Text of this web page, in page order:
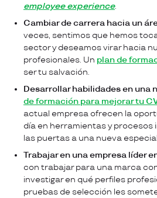
employee experience.
Cambiar de carrera hacia un
veces, sentimos que hemos
sector y deseamos virar hacia
profesionales. Un plan de
ser tu salvación.
Desarrollar habilidades en una
de formación para mejorar tu
actual empresa ofrecen la
día en herramientas y procesos
las puertas a una nueva
Trabajar en una empresa líder
con trabajar para una marca
investigar en qué perfiles
pruebas de selección les